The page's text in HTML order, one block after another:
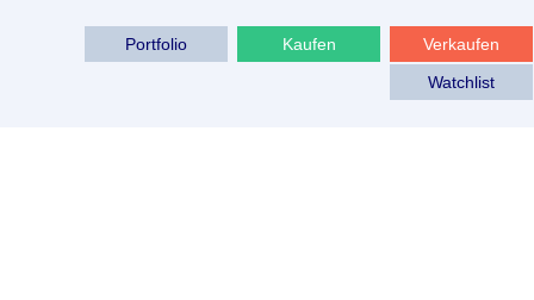
Verkaufen
Kaufen
Portfolio
Watchlist